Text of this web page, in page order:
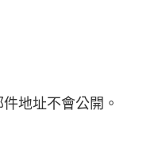
地址不會公開。